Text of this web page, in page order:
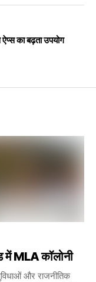
का बढ़ता उपयोग
MLA कॉलोनी
और राजनीतिक